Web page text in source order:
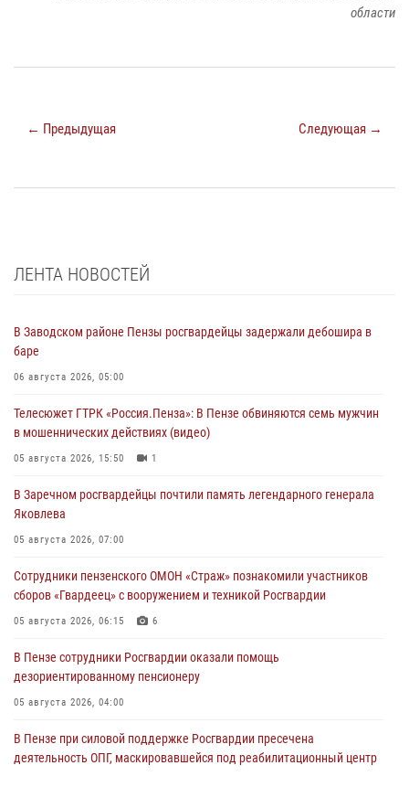
области
← Предыдущая Следующая →
ЛЕНТА НОВОСТЕЙ
В Заводском районе Пензы росгвардейцы задержали дебошира в
баре
06 августа 2026, 05:00
Телесюжет ГТРК «Россия.Пенза»: В Пензе обвиняются семь мужчин
в мошеннических действиях (видео)
05 августа 2026, 15:50 1
В Заречном росгвардейцы почтили память легендарного генерала
Яковлева
05 августа 2026, 07:00
Сотрудники пензенского ОМОН «Страж» познакомили участников
сборов «Гвардеец» с вооружением и техникой Росгвардии
05 августа 2026, 06:15 6
В Пензе сотрудники Росгвардии оказали помощь
дезориентированному пенсионеру
05 августа 2026, 04:00
В Пензе при силовой поддержке Росгвардии пресечена
деятельность ОПГ, маскировавшейся под реабилитационный центр